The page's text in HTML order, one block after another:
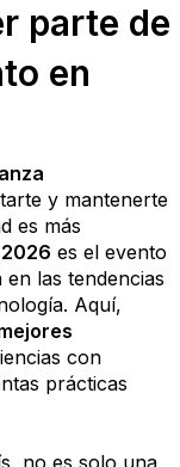
parte de
en
y mantenerte
es más
2026 es el evento
las tendencias
Aquí,
con
prácticas
no es solo una